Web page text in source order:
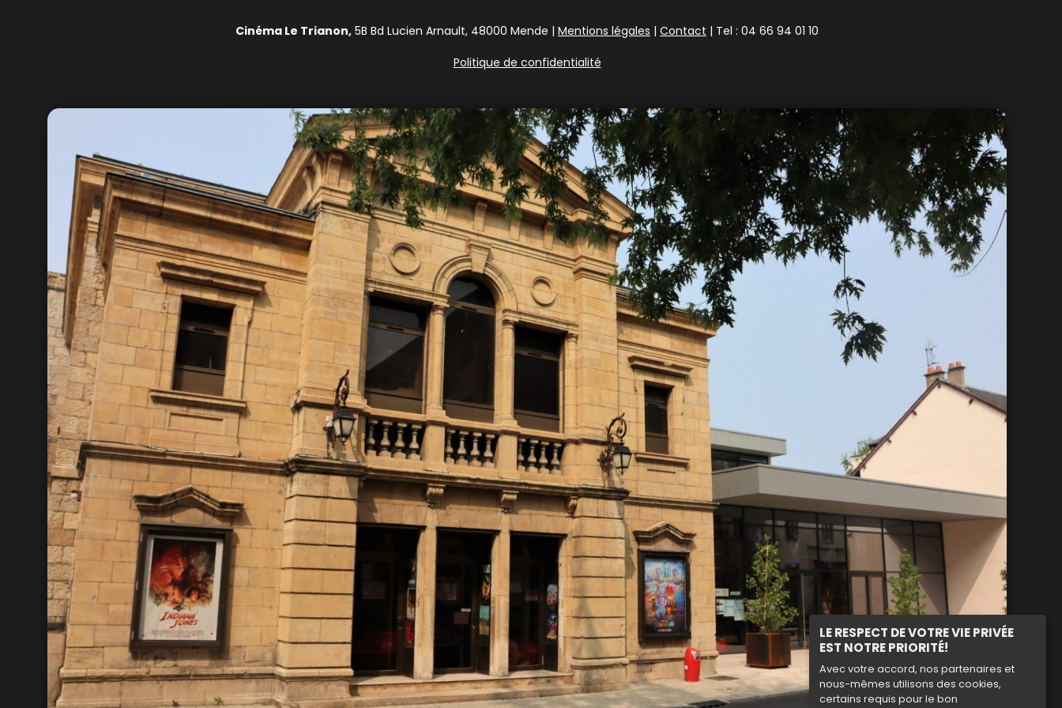
LE RESPECT DE VOTRE VIE PRIVÉE
EST NOTRE PRIORITÉ!
Avec votre accord, nos partenaires et
nous-mêmes utilisons des cookies,
certains requis pour le bon
Cinéma Le Trianon, 5B Bd Lucien Arnault, 48000 Mende | Mentions légales | Contact | Tel : 04 66 94 01 10
Politique de confidentialité